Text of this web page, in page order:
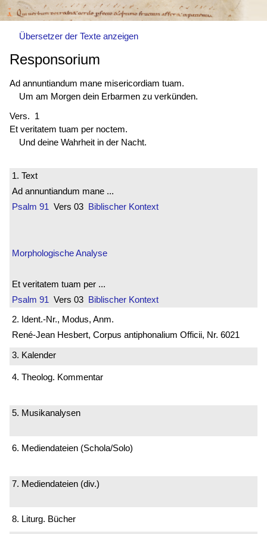
Übersetzer der Texte anzeigen
Responsorium
Ad annuntiandum mane misericordiam tuam.
Um am Morgen dein Erbarmen zu verkünden.
Vers. 1
Et veritatem tuam per noctem.
Und deine Wahrheit in der Nacht.
1. Text
Ad annuntiandum mane ...
Psalm 91 Vers 03 Biblischer Kontext
Morphologische Analyse
Et veritatem tuam per ...
Psalm 91 Vers 03 Biblischer Kontext
2. Ident.-Nr., Modus, Anm.
René-Jean Hesbert, Corpus antiphonalium Officii, Nr. 6021
3. Kalender
4. Theolog. Kommentar
5. Musikanalysen
6. Mediendateien (Schola/Solo)
7. Mediendateien (div.)
8. Liturg. Bücher